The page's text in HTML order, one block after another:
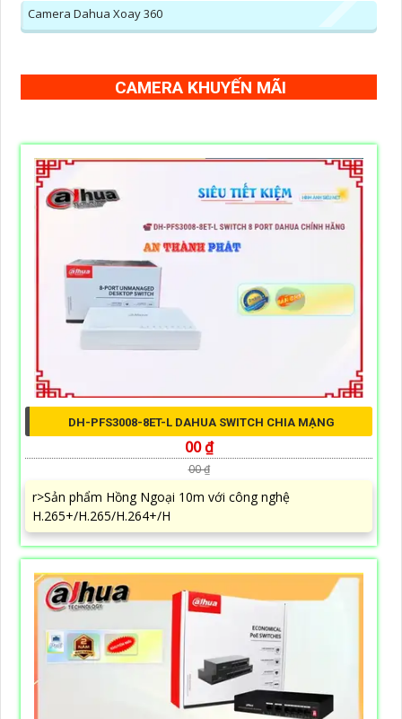
Camera Dahua Xoay 360
CAMERA KHUYẾN MÃI
DH-PFS3008-8ET-L DAHUA SWITCH CHIA MẠNG
00 ₫
00 ₫
r>Sản phẩm Hồng Ngoại 10m với công nghệ
H.265+/H.265/H.264+/H